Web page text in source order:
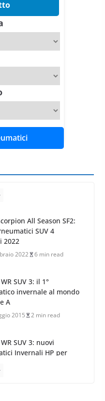
2026
Trofeo RS: per
è la gomma semi-
2026 4 min read
All Season SF2:
SUV 4
2022
2022 6 min read
SUV 3: il 1°
invernale al mondo
A
2015 2 min read
SUV 3: nuovi
Invernali HP per
2013